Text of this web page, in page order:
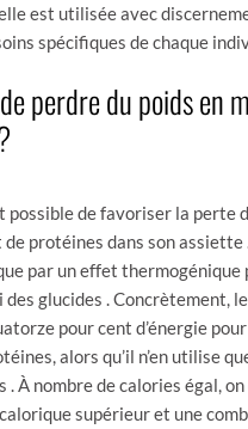
est utilisée avec
spécifiques de chaque
perdre du poids en
de favoriser la perte
protéines dans son assiette
par un effet thermogénique
glucides . Concrètement,
pour cent d’énergie pour
alors qu’il n’en utilise
. À nombre de calories égal,
supérieur et une